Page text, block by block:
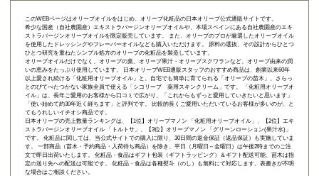
このWEBページはオリーブオイルをはじめ、オリーブ化粧品の日本オリーブ公式通販サイトです。
希少な国産（自社農園産）エキストラバージンオリーブオイルや、本場スペインにある自社農園産のエキ
ストラバージンオリーブオイルを限定販売しています。 また、オリーブのプロが厳選したオリーブオイル
を使用したドレッシングやフレーバーオイルなども購入いただけます。 原料の選抜、その設計からひとつ
ひとつ研究を重ねたシンプル処方のオリーブの化粧品を製造しています。
オリーブオイルだけでなく、オリーブの葉、オリーブ果汁・オリーブスクワランなど、オリーブ由来の潤
いの恵みをたっぷり使用しています。 日本オリーブWEB通販スタッフのおすすめ商品は、創業以来60年
以上愛され続ける「化粧用オリーブオイル 」と、自宅でも簡単に育てられる「オリーブの苗木 」、さらっ
とのびてべたつかない家族全員で使える「 シコリーブ 薬用スキンクリーム 」です。 「化粧用オリーブオ
イル」は、長年ご愛用のお客様から口コミで広がり、「これからもずっと愛用していきたいと思います」
「使い始めて約30年近く経ちます」と評判です。 比較的長くご愛用いただいているお客様が多いのが、と
てもうれしいイチオシ商品です。
日本オリーブの売上数量ランキングは、【1位】オリーブマノン 「化粧用オリーブオイル 」、【2位】
エキ
ストラバージンオリーブオイル 「トルトサ」
、【3位】 オリーブマノン 「グリーンローション(果汁水)」
です。 化粧品に関しては、当公式サイトでの購入に限り、 30日間の返金保証（返品保証）
も実施していま
す。 一部商品（苗木・予約商品・入荷待ち商品）を除き、平日（月曜日～金曜日）は午後2時までのご注
文で即日出荷いたします。 化粧品・食品はギフト包装（ギフトラッピング）＆ギフト配送可能、苗木は指
定の送り先への配送は可能です。 化粧品・食品は各種熨斗（のし）も無料にて対応します。表書きが不明
な場合はご相談ください。